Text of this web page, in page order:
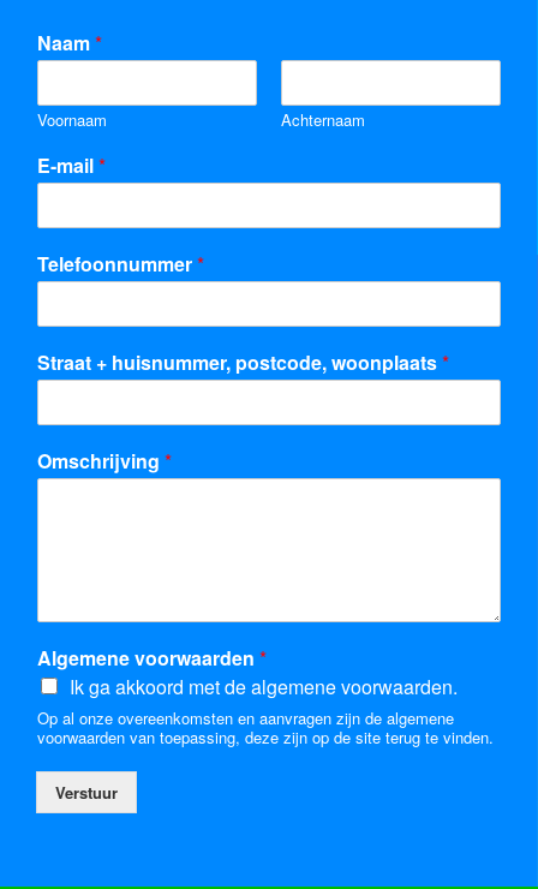
Naam*
Voornaam Achternaam
E-mail*
Telefoonnummer*
Straat + huisnummer, postcode, woonplaats*
Omschrijving *
Algemene voorwaarden *
Ik ga akkoord met de algemene voorwaarden.
Op al onze overeenkomsten en aanvragen zijn de algemene
voorwaarden van toepassing, deze zijn op de site terug te vinden.
Verstuur